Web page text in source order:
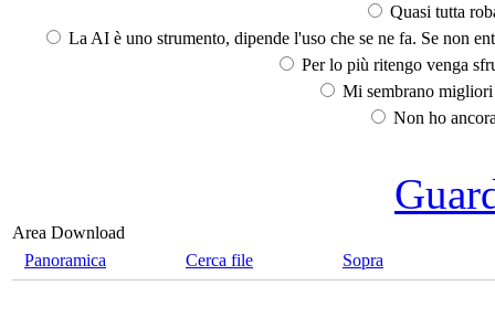
Quasi tutta
La AI è uno strumento, dipende l'uso che se ne fa. Se non
Per lo più ritengo venga
Mi sembrano
Non ho
Area Download
Panoramica
Cerca file Sopra